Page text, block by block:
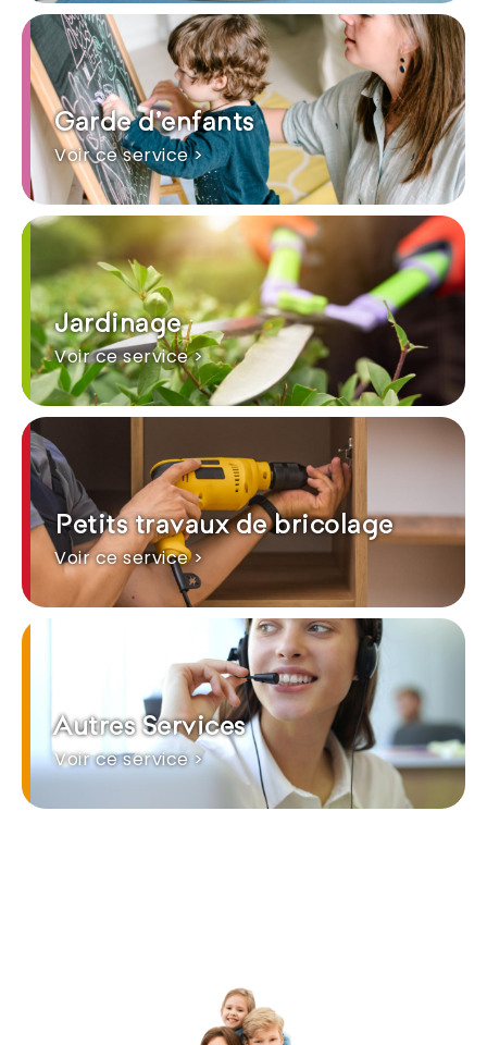
Garde d'enfants
Voir ce service >
Jardinage
Voir ce service >
Petits travaux de bricolage
Voir ce service >
Autres Services
Voir ce service >